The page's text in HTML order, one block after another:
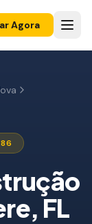
Agora
, FL